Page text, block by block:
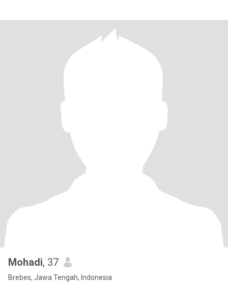
Mohadi, 37
Brebes, Jawa Tengah, Indonesia